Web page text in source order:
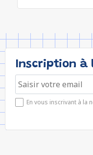
Inscription
En vous inscrivant à la